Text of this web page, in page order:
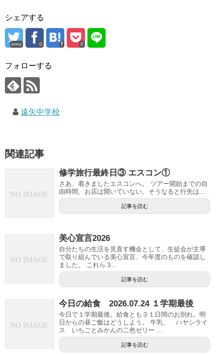
シェアする
error 0 0
フォローする
遠矢中学校
関連記事
修学旅行最終日③ エスコン①
さあ、着きましたエスコンへ。 ツアー開始までの自
由時間、お店は開いていない。そうなると行先は…
記事を読む
美心宣言2026
自分たちの生活を見直す機会として、生徒会が主導
で取り組んでいる美心宣言、今年度のものを確認し
ました。 これら３...
記事を読む
今日の給食 2026.07.24 １学期最後
今日で１学期最後。給食とも３１日間のお別れ。明
日からの昼ご飯はどうしよう。 牛乳、 ハヤシライ
ス いちごとみかんの二色ゼリー ...
記事を読む